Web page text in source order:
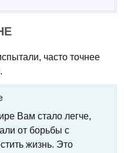
часто точнее
Вам стало легче,
от борьбы с
жизнь. Это